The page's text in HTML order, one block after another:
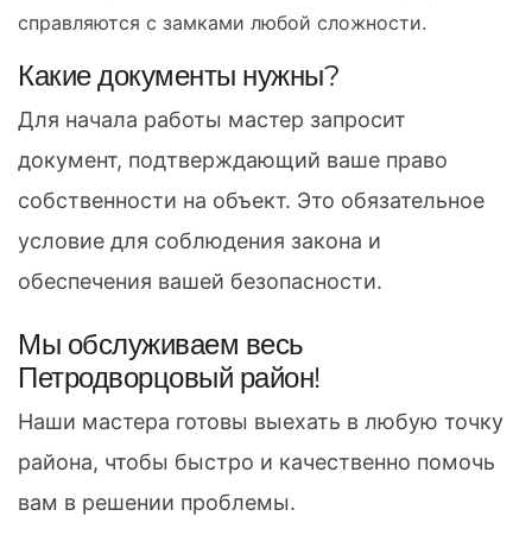
справляются с замками любой сложности.
Какие документы нужны?
Для начала работы мастер запросит
документ, подтверждающий ваше право
собственности на объект. Это обязательное
условие для соблюдения закона и
обеспечения вашей безопасности.
Мы обслуживаем весь
Петродворцовый район!
Наши мастера готовы выехать в любую точку
района, чтобы быстро и качественно помочь
вам в решении проблемы.